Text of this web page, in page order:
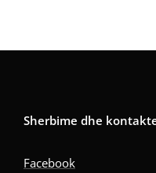
Sherbime dhe
Facebook